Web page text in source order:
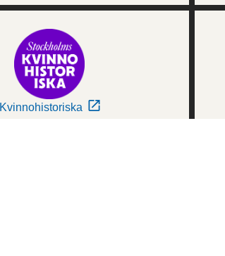
Kvinnohistoriska